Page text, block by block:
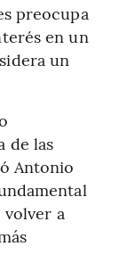
preocupa
en un
un
de las
Antonio
a